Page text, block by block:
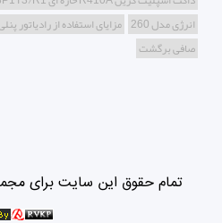
انرژی مدل 260
مزایای استفاده از رادیاتور
صافی برگشت
تمام حقوق این سایت برای